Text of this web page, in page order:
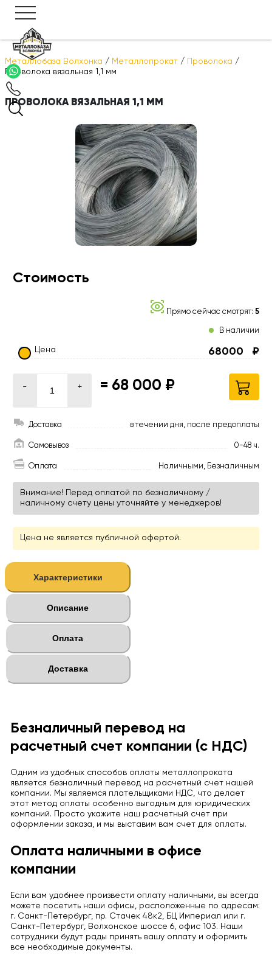
Металлобаза Волхонка / Металлопрокат / Проволока /
Проволока вязальная 1,1 мм
ПРОВОЛОКА ВЯЗАЛЬНАЯ 1,1 ММ
Стоимость
Прямо сейчас смотрят:5
В наличии
Цена 68000 ₽
- + = 68 000 ₽
Доставка в течении дня, после предоплаты
Самовывоз 0-48 ч.
Оплата Наличными, Безналичным
Внимание! Перед оплатой по безналичному /
наличному счету цены уточняйте у менеджеров!
Цена не является публичной офертой.
Характеристики
Описание
Оплата
Доставка
Безналичный перевод на
расчетный счет компании (с НДС)
Одним из удобных способов оплаты металлопроката
является безналичный перевод на расчетный счет нашей
компании. Мы являемся плательщиками НДС, что делает
этот метод оплаты особенно выгодным для юридических
компаний. Просто укажите наш расчетный счет при
оформлении заказа, и мы выставим вам счет для оплаты.
Оплата наличными в офисе
компании
Если вам удобнее произвести оплату наличными, вы всегда
можете посетить наши офисы, расположенные по адресам:
г. Санкт-Петербург, пр. Стачек 48к2, БЦ Империал или г.
Санкт-Петербург, Волхонское шоссе 6, офис 103. Наши
сотрудники будут рады принять вашу оплату и оформить
все необходимые документы.